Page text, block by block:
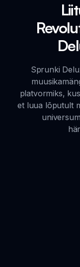
Sprunki
platvormiks,
et luua lõputult